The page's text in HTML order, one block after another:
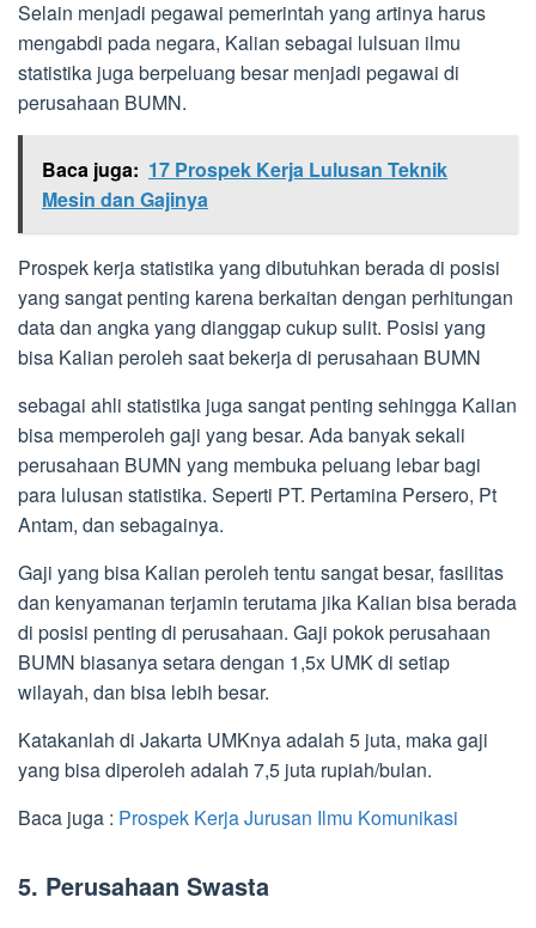
Selain menjadi pegawai pemerintah yang artinya harus
mengabdi pada negara, Kalian sebagai lulsuan ilmu
statistika juga berpeluang besar menjadi pegawai di
perusahaan BUMN.
Baca juga: 17 Prospek Kerja Lulusan Teknik
Mesin dan Gajinya
Prospek kerja statistika yang dibutuhkan berada di posisi
yang sangat penting karena berkaitan dengan perhitungan
data dan angka yang dianggap cukup sulit. Posisi yang
bisa Kalian peroleh saat bekerja di perusahaan BUMN
sebagai ahli statistika juga sangat penting sehingga Kalian
bisa memperoleh gaji yang besar. Ada banyak sekali
perusahaan BUMN yang membuka peluang lebar bagi
para lulusan statistika. Seperti PT. Pertamina Persero, Pt
Antam, dan sebagainya.
Gaji yang bisa Kalian peroleh tentu sangat besar, fasilitas
dan kenyamanan terjamin terutama jika Kalian bisa berada
di posisi penting di perusahaan. Gaji pokok perusahaan
BUMN biasanya setara dengan 1,5x UMK di setiap
wilayah, dan bisa lebih besar.
Katakanlah di Jakarta UMKnya adalah 5 juta, maka gaji
yang bisa diperoleh adalah 7,5 juta rupiah/bulan.
Baca juga : Prospek Kerja Jurusan Ilmu Komunikasi
5. Perusahaan Swasta